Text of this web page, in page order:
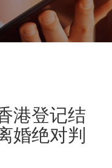
港登记结
婚绝对判